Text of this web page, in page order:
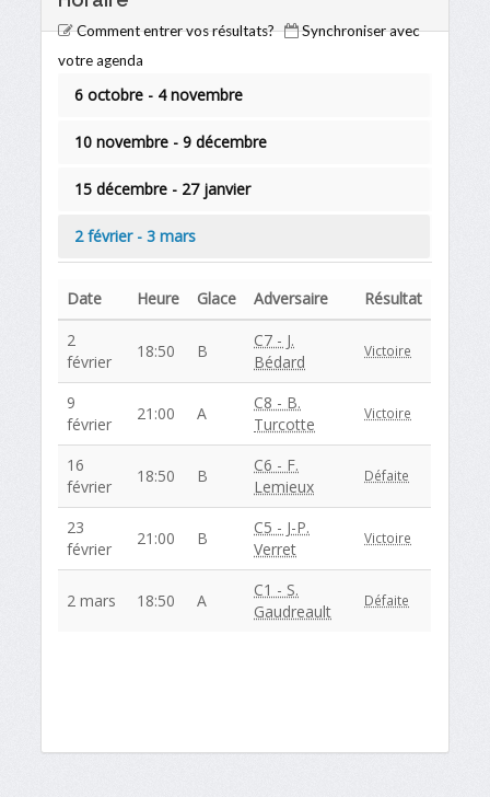
Comment entrer vos résultats?
Synchroniser avec
votre agenda
6 octobre - 4 novembre
10 novembre - 9 décembre
15 décembre - 27 janvier
2 février - 3 mars
Date Heure Glace Adversaire
Résultat
2
février
18:50 B
C7 - J.
Bédard
Victoire
9
février
21:00 A
C8 - B.
Turcotte
Victoire
16
février
18:50 B
C6 - F.
Lemieux
Défaite
23
février
21:00 B
C5 - J-P.
Verret
Victoire
2 mars 18:50 A
C1 - S.
Gaudreault
Défaite